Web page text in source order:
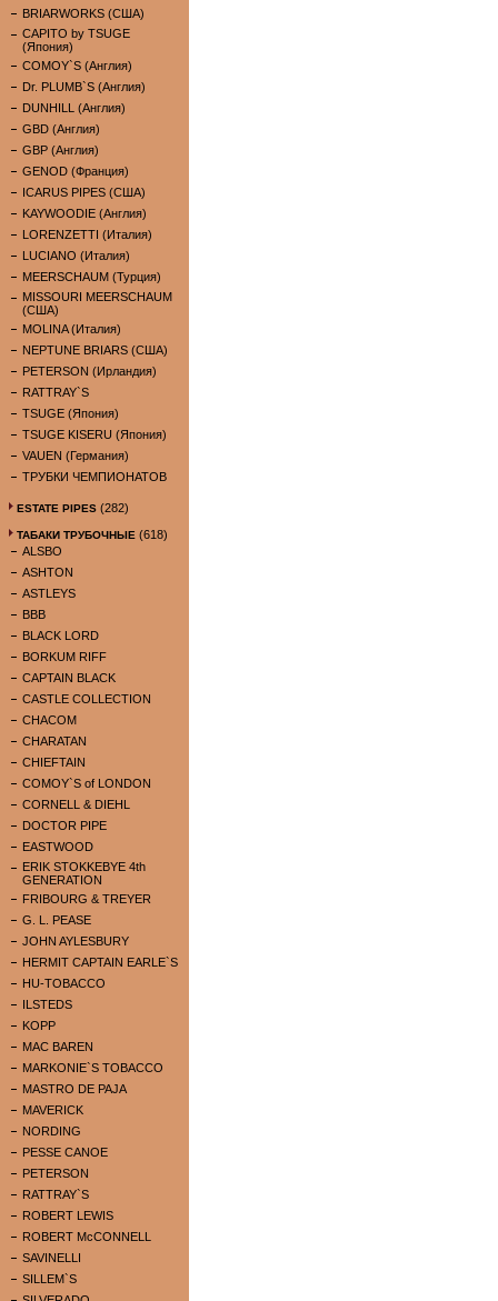
BRIARWORKS (США)
CAPITO by TSUGE
(Япония)
COMOY`S (Англия)
Dr. PLUMB`S (Англия)
DUNHILL (Англия)
GBD (Англия)
GBP (Англия)
GENOD (Франция)
ICARUS PIPES (США)
KAYWOODIE (Англия)
LORENZETTI (Италия)
LUCIANO (Италия)
MEERSCHAUM (Турция)
MISSOURI MEERSCHAUM
(США)
MOLINA (Италия)
NEPTUNE BRIARS (США)
PETERSON (Ирландия)
RATTRAY`S
TSUGE (Япония)
TSUGE KISERU (Япония)
VAUEN (Германия)
ТРУБКИ ЧЕМПИОНАТОВ
ESTATE PIPES (282)
ТАБАКИ ТРУБОЧНЫЕ (618)
ALSBO
ASHTON
ASTLEYS
BBB
BLACK LORD
BORKUM RIFF
CAPTAIN BLACK
CASTLE COLLECTION
CHACOM
CHARATAN
CHIEFTAIN
COMOY`S of LONDON
CORNELL & DIEHL
DOCTOR PIPE
EASTWOOD
ERIK STOKKEBYE 4th
GENERATION
FRIBOURG & TREYER
G. L. PEASE
JOHN AYLESBURY
HERMIT CAPTAIN EARLE`S
HU-TOBACCO
ILSTEDS
KOPP
MAC BAREN
MARKONIE`S TOBACCO
MASTRO DE PAJA
MAVERICK
NORDING
PESSE CANOE
PETERSON
RATTRAY`S
ROBERT LEWIS
ROBERT McCONNELL
SAVINELLI
SILLEM`S